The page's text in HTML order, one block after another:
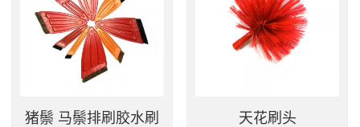
猪鬃 马鬃排刷胶水刷 天花刷头